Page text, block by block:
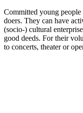
Committed young
doers. They can have
(socio-) cultural
good deeds. For their
to concerts, theater or